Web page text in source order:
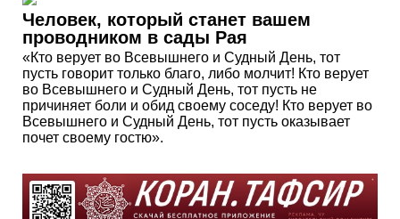
Человек, который станет вашем
проводником в сады Рая
«Кто верует во Всевышнего и Судный День, тот
пусть говорит только благо, либо молчит! Кто верует
во Всевышнего и Судный День, тот пусть не
причиняет боли и обид своему соседу! Кто верует во
Всевышнего и Судный День, тот пусть оказывает
почет своему гостю».